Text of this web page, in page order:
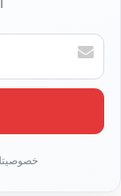
أ
خ
ل
ر